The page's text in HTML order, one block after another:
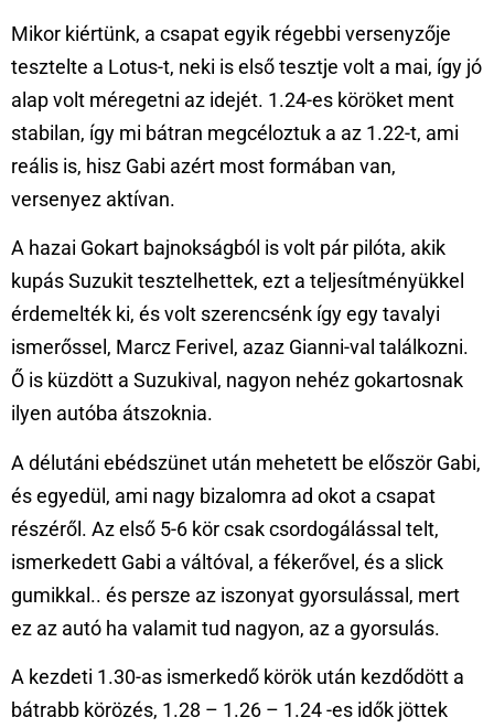
Mikor kiértünk, a csapat egyik régebbi versenyzője
tesztelte a Lotus-t, neki is első tesztje volt a mai, így jó
alap volt méregetni az idejét. 1.24-es köröket ment
stabilan, így mi bátran megcéloztuk a az 1.22-t, ami
reális is, hisz Gabi azért most formában van,
versenyez aktívan.
A hazai Gokart bajnokságból is volt pár pilóta, akik
kupás Suzukit tesztelhettek, ezt a teljesítményükkel
érdemelték ki, és volt szerencsénk így egy tavalyi
ismerőssel, Marcz Ferivel, azaz Gianni-val találkozni.
Ő is küzdött a Suzukival, nagyon nehéz gokartosnak
ilyen autóba átszoknia.
A délutáni ebédszünet után mehetett be először Gabi,
és egyedül, ami nagy bizalomra ad okot a csapat
részéről. Az első 5-6 kör csak csordogálással telt,
ismerkedett Gabi a váltóval, a fékerővel, és a slick
gumikkal.. és persze az iszonyat gyorsulással, mert
ez az autó ha valamit tud nagyon, az a gyorsulás.
A kezdeti 1.30-as ismerkedő körök után kezdődött a
bátrabb körözés, 1.28 – 1.26 – 1.24 -es idők jöttek